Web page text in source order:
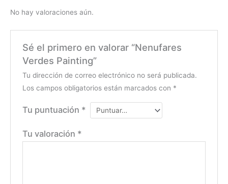
No hay valoraciones aún.
Sé el primero en valorar “Nenufares
Verdes Painting”
Tu dirección de correo electrónico no será publicada.
Los campos obligatorios están marcados con *
Tu puntuación *
Tu valoración *